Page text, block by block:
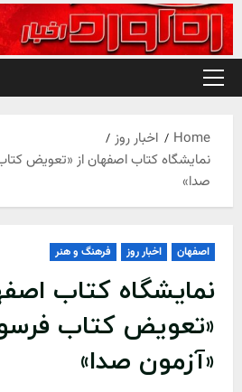
Primary
Home
اخبار روز
نمایشگاه کتاب اصفهان از «تعویض کتاب
صدا»
اصفهان اخبار روز فرهنگ و هنر
نمایشگاه کتاب
«تعویض کتاب
«آزمون صدا»